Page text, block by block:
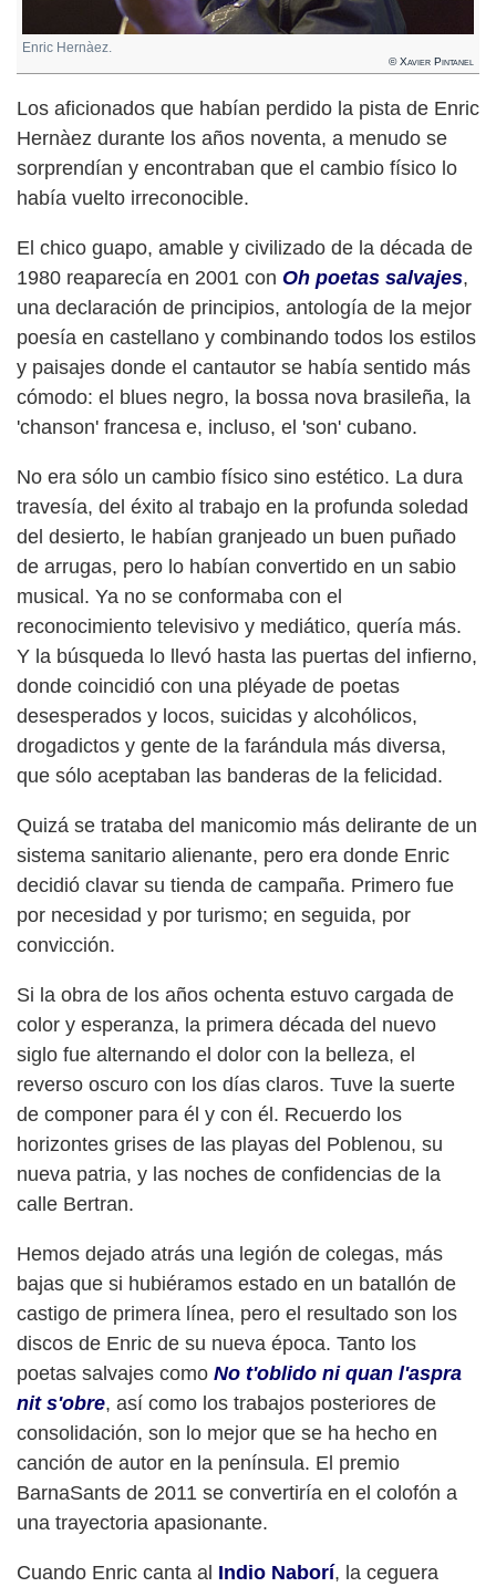
Enric Hernàez.
© Xavier Pintanel
Los aficionados que habían perdido la pista de Enric
Hernàez durante los años noventa, a menudo se
sorprendían y encontraban que el cambio físico lo
había vuelto irreconocible.
El chico guapo, amable y civilizado de la década de
1980 reaparecía en 2001 con Oh poetas salvajes,
una declaración de principios, antología de la mejor
poesía en castellano y combinando todos los estilos
y paisajes donde el cantautor se había sentido más
cómodo: el blues negro, la bossa nova brasileña, la
'chanson' francesa e, incluso, el 'son' cubano.
No era sólo un cambio físico sino estético. La dura
travesía, del éxito al trabajo en la profunda soledad
del desierto, le habían granjeado un buen puñado
de arrugas, pero lo habían convertido en un sabio
musical. Ya no se conformaba con el
reconocimiento televisivo y mediático, quería más.
Y la búsqueda lo llevó hasta las puertas del infierno,
donde coincidió con una pléyade de poetas
desesperados y locos, suicidas y alcohólicos,
drogadictos y gente de la farándula más diversa,
que sólo aceptaban las banderas de la felicidad.
Quizá se trataba del manicomio más delirante de un
sistema sanitario alienante, pero era donde Enric
decidió clavar su tienda de campaña. Primero fue
por necesidad y por turismo; en seguida, por
convicción.
Si la obra de los años ochenta estuvo cargada de
color y esperanza, la primera década del nuevo
siglo fue alternando el dolor con la belleza, el
reverso oscuro con los días claros. Tuve la suerte
de componer para él y con él. Recuerdo los
horizontes grises de las playas del Poblenou, su
nueva patria, y las noches de confidencias de la
calle Bertran.
Hemos dejado atrás una legión de colegas, más
bajas que si hubiéramos estado en un batallón de
castigo de primera línea, pero el resultado son los
discos de Enric de su nueva época. Tanto los
poetas salvajes como No t'oblido ni quan l'aspra
nit s'obre, así como los trabajos posteriores de
consolidación, son lo mejor que se ha hecho en
canción de autor en la península. El premio
BarnaSants de 2011 se convertiría en el colofón a
una trayectoria apasionante.
Cuando Enric canta al Indio Naborí, la ceguera